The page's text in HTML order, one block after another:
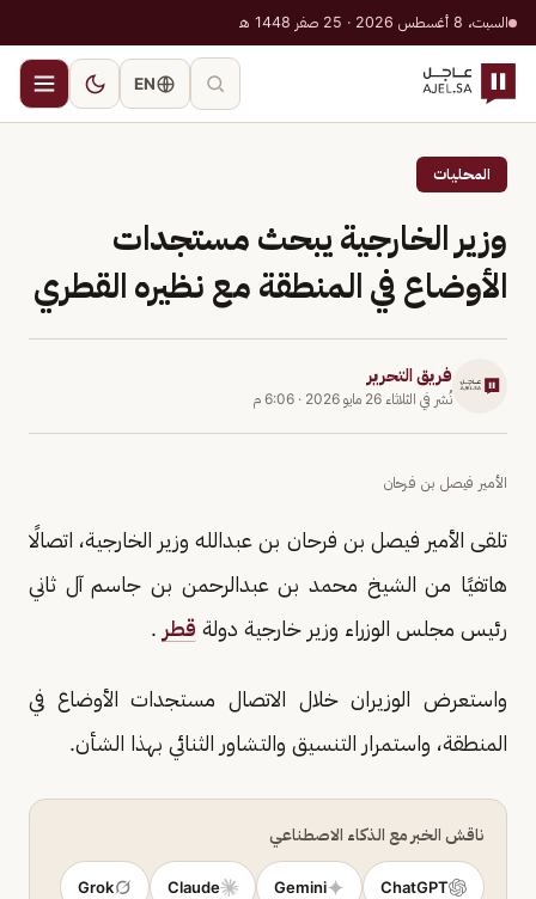
السبت، 8 أغسطس 2026 · 25 صفر 1448 هـ
EN
المحليات
وزير الخارجية يبحث مستجدات
الأوضاع في المنطقة مع نظيره القطري
فريق التحرير
نُشر في الثلاثاء 26 مايو 2026 · 6:06 م
الأمير فيصل بن فرحان
تلقى الأمير فيصل بن فرحان بن عبدالله وزير الخارجية، اتصالًا
هاتفيًا من الشيخ محمد بن عبدالرحمن بن جاسم آل ثاني
رئيس مجلس الوزراء وزير خارجية دولة قطر .
واستعرض الوزيران خلال الاتصال مستجدات الأوضاع في
المنطقة، واستمرار التنسيق والتشاور الثنائي بهذا الشأن.
ناقش الخبر مع الذكاء الاصطناعي
ChatGPT
Gemini
Claude
Grok